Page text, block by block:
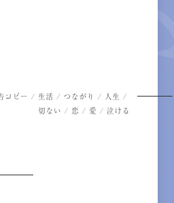
コピー / 生活 / つながり / 人生 /
切ない / 恋 / 愛 / 泣ける